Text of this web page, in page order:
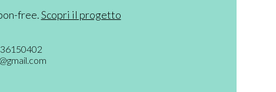
carte
free.Scopri il progetto